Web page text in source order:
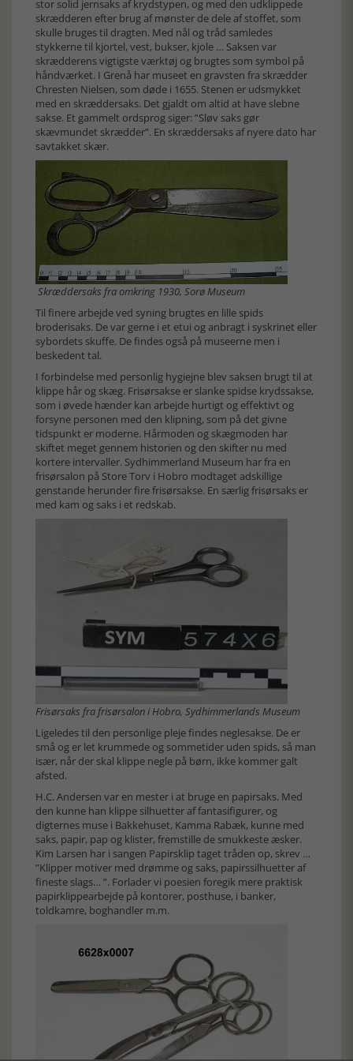
stor solid jernsaks af krydstypen, og med den udklippede
skrædderen efter brug af mønster de dele af stoffet, som
skulle bruges til dragten. Med nål og tråd samledes
stykkerne til kjortel, vest, bukser, kjole … Saksen var
skrædderens vigtigste værktøj og brugtes som symbol på
håndværket. I Grenå har museet en gravsten fra skrædder
Chresten Nielsen, som døde i 1655. Stenen er udsmykket
med en skræddersaks. Det gjaldt om altid at have slebne
sakse. Et gammelt ordsprog siger: ”Sløv saks gør
skævmundet skrædder”. En skræddersaks af nyere dato har
savtakket skær.
Skræddersaks fra omkring 1930, Sorø Museum
Til finere arbejde ved syning brugtes en lille spids
broderisaks. De var gerne i et etui og anbragt i syskrinet eller
sybordets skuffe. De findes også på museerne men i
beskedent tal.
I forbindelse med personlig hygiejne blev saksen brugt til at
klippe hår og skæg. Frisørsakse er slanke spidse krydssakse,
som i øvede hænder kan arbejde hurtigt og effektivt og
forsyne personen med den klipning, som på det givne
tidspunkt er moderne. Hårmoden og skægmoden har
skiftet meget gennem historien og den skifter nu med
kortere intervaller. Sydhimmerland Museum har fra en
frisørsalon på Store Torv i Hobro modtaget adskillige
genstande herunder fire frisørsakse. En særlig frisørsaks er
med kam og saks i et redskab.
Frisørsaks fra frisørsalon i Hobro, Sydhimmerlands Museum
Ligeledes til den personlige pleje findes neglesakse. De er
små og er let krummede og sommetider uden spids, så man
især, når der skal klippe negle på børn, ikke kommer galt
afsted.
H.C. Andersen var en mester i at bruge en papirsaks. Med
den kunne han klippe silhuetter af fantasifigurer, og
digternes muse i Bakkehuset, Kamma Rabæk, kunne med
saks, papir, pap og klister, fremstille de smukkeste æsker.
Kim Larsen har i sangen Papirsklip taget tråden op, skrev …
”Klipper motiver med drømme og saks, papirssilhuetter af
fineste slags… ”. Forlader vi poesien foregik mere praktisk
papirklippearbejde på kontorer, posthuse, i banker,
toldkamre, boghandler m.m.